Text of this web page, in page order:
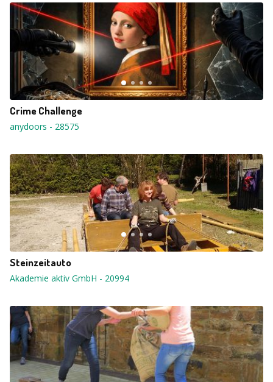
Crime Challenge
anydoors - 28575
Steinzeitauto
Akademie aktiv GmbH - 20994